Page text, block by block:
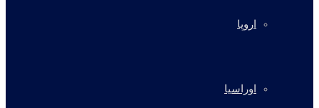
اروپا
اوراسیا